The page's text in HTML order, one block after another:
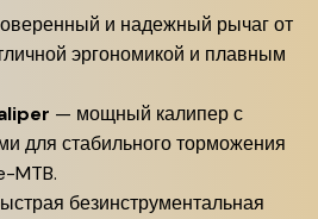
и надежный рычаг от
эргономикой и плавным
— мощный калипер с
для стабильного торможения
MTB.
безинструментальная